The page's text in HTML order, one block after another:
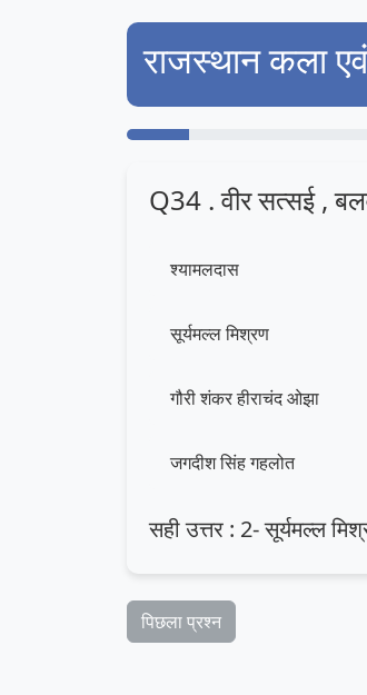
राजस्थान कला
Q34 . वीर सत्सई ,
श्यामलदास
सूर्यमल्ल मिश्रण
गौरी शंकर हीराचंद ओझा
जगदीश सिंह गहलोत
सही उत्तर : 2- सूर्यमल्ल
पिछला प्रश्न